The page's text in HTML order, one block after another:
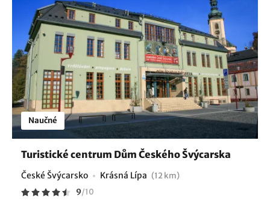
Naučné
Turistické centrum Dům Českého Švýcarska
České Švýcarsko Krásná Lípa (12 km)
9/10